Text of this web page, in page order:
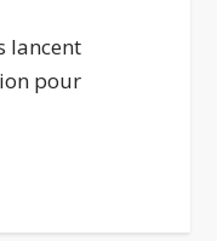
lancent
pour